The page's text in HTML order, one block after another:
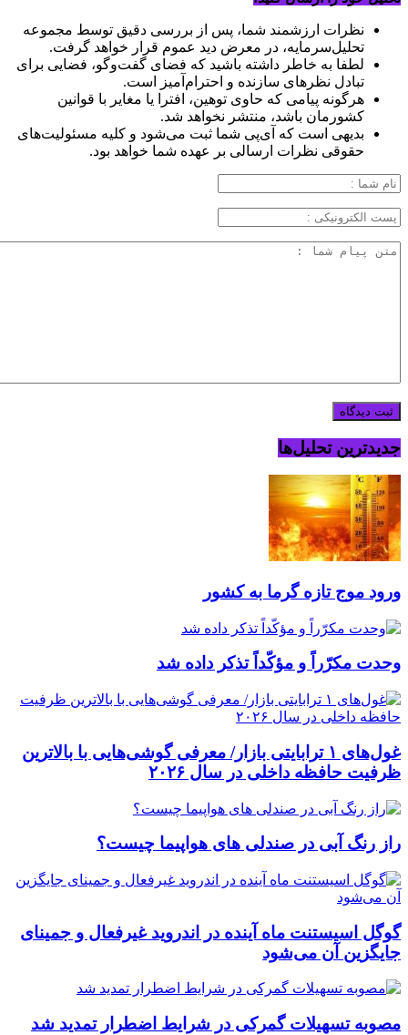
نظرات ارزشمند شما، پس از بررسی دقیق توسط مجموعه
تحلیل‌سرمایه، در معرض دید عموم قرار خواهد گرفت.
لطفا به خاطر داشته باشید که فضای گفت‌وگو، فضایی برای
تبادل نظرهای سازنده و احترام‌آمیز است.
هرگونه پیامی که حاوی توهین، افترا یا مغایر با قوانین
کشورمان باشد، منتشر نخواهد شد.
بدیهی است که آی‌پی شما ثبت می‌شود و کلیه مسئولیت‌های
حقوقی نظرات ارسالی بر عهده شما خواهد بود.
جدیدترین تحلیل‌ها
ورود موج تازه گرما به کشور
وحدت مکرّراً و مؤکّداً تذکر داده شد
غول‌های ۱ ترابایتی بازار/ معرفی گوشی‌هایی با بالاترین
ظرفیت حافظه داخلی در سال ۲۰۲۶
راز رنگ آبی در صندلی های هواپیما چیست؟
گوگل اسیستنت ماه آینده در اندروید غیرفعال و جمینای
جایگزین آن می‌شود
مصوبه تسهیلات گمرکی در شرایط اضطرار تمدید شد